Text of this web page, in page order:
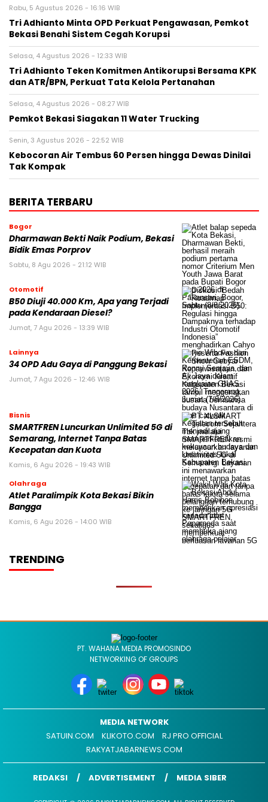
Rabu, 5 Agustus 2026 - 16:16 WIB
Tri Adhianto Minta OPD Perkuat Pengawasan, Pemkot
Bekasi Benahi Sistem Cegah Korupsi
Selasa, 4 Agustus 2026 - 12:33 WIB
Tri Adhianto Teken Komitmen Antikorupsi Bersama KPK
dan ATR/BPN, Perkuat Tata Kelola Pertanahan
Selasa, 4 Agustus 2026 - 08:27 WIB
Pemkot Bekasi Siagakan 11 Water Trucking
Senin, 3 Agustus 2026 - 22:52 WIB
Kebocoran Air Tembus 60 Persen hingga Dewas Dinilai
Tak Kompak
BERITA TERBARU
Bogor
Dharmawan Bekti Naik Podium, Bekasi
Bidik Emas Porprov
Sabtu, 8 Agu 2026 - 21:12 WIB
Otomotif
B50 Diuji 40.000 Km, Apa yang Terjadi
pada Kendaraan Diesel?
Jumat, 7 Agu 2026 - 13:39 WIB
Lainnya
34 OPD Adu Gaya di Panggung Bekasi
Jumat, 7 Agu 2026 - 12:46 WIB
Bisnis
SMARTFREN Luncurkan Unlimited 5G di
Semarang, Internet Tanpa Batas
Kecepatan dan Kuota
Kamis, 6 Agu 2026 - 19:43 WIB
Olahraga
Atlet Paralimpik Kota Bekasi Bikin
Bangga
Kamis, 6 Agu 2026 - 14:00 WIB
TRENDING
PT. WAHANA MEDIA PROMOSINDO
NETWORKING OF GROUPS
MEDIA NETWORK
SATUIN.COM
KLIKOTO.COM
RJ PRO OFFICIAL
RAKYATJABARNEWS.COM
REDAKSI ADVERTISEMENT MEDIA SIBER